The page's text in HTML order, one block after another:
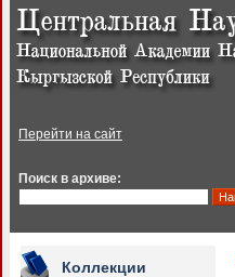
Перейти на сайт
Поиск в архиве:
Коллекции